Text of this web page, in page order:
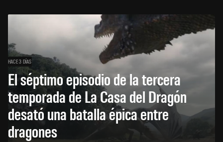
HACE 3 DÍAS
El séptimo episodio de la tercera
temporada de La Casa del Dragón
desató una batalla épica entre
dragones